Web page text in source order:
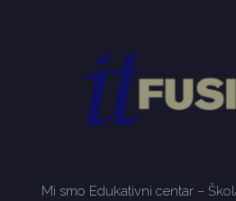
Mi smo Edukativni centar –